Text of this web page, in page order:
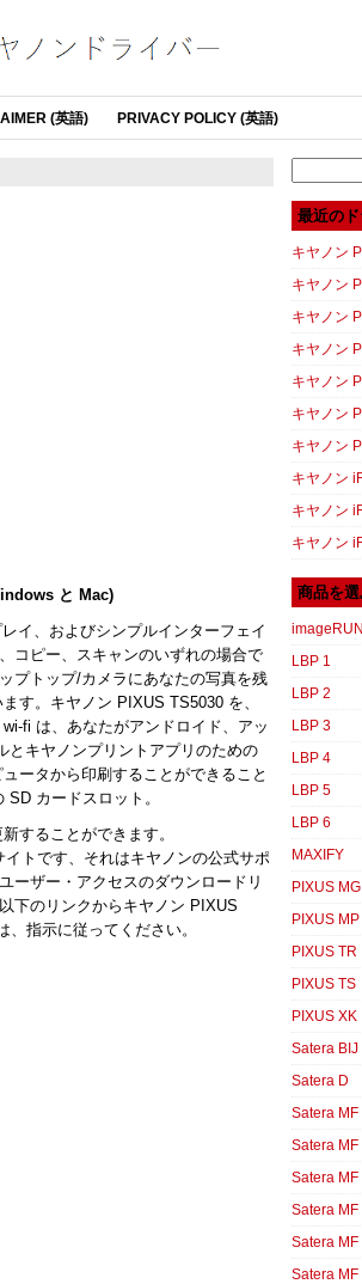
(英語) PRIVACY POLICY (英語)
と Mac)
イ、およびシンプルインターフェイ
コピー、スキャンのいずれの場合で
プトップ/カメラにあなたの写真を残
す。キヤノン PIXUS TS5030 を、
fi は、あなたがアンドロイド、アッ
とキヤノンプリントアプリのための
ータから印刷することができること
カードスロット。
することができます。
トです、それはキヤノンの公式サポ
ーザー・アクセスのダウンロードリ
下のリンクからキヤノン PIXUS
指示に従ってください。
最近の
キヤノン
キヤノン
キヤノン
キヤノン
キヤノン
キヤノン
キヤノン
キヤノン
キヤノン
キヤノン
商品を
LBP 1
LBP 2
LBP 3
LBP 4
LBP 5
LBP 6
MAXIFY
PIXUS MG
PIXUS MP
PIXUS TR
PIXUS TS
PIXUS XK
Satera BIJ
Satera D
Satera MF
Satera MF
Satera MF
Satera MF
Satera MF
Satera MF